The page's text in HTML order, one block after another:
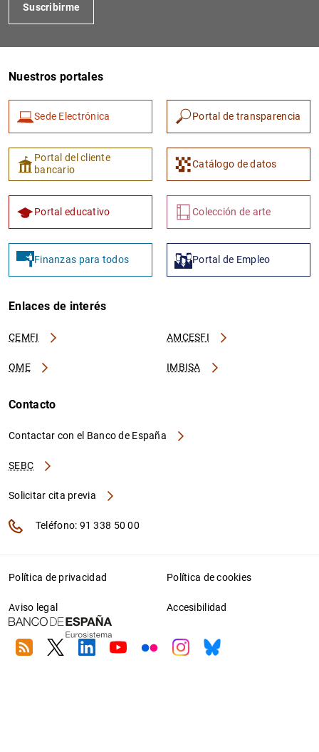
Suscribirme
Nuestros portales
Sede Electrónica Portal de transparencia
Portal del cliente
bancario
Catálogo de datos
Portal educativo Colección de arte
Finanzas para todos Portal de Empleo
Enlaces de interés
CEMFI AMCESFI
OME IMBISA
Contacto
Contactar con el Banco de España
SEBC
Solicitar cita previa
Teléfono: 91 338 50 00
Política de privacidad Política de cookies
Aviso legal Accesibilidad
RSS TwitterLinkedin
YoutubeFlickrInstagram
Bluesky